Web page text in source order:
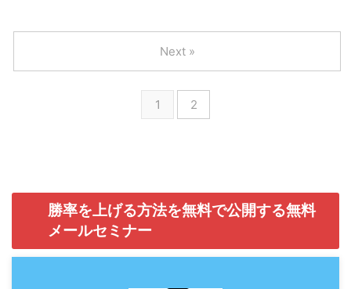
1 2
Next »
勝率を上げる方法を無料で公開する無料
メールセミナー